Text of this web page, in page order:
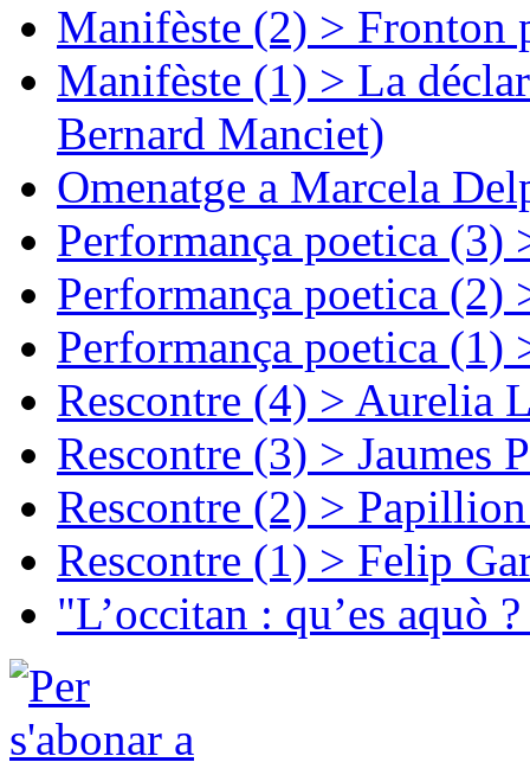
Manifèste (2) > Fronton
Manifèste (1) > La
Bernard Manciet)
Omenatge a Marcela
Performança poetica (3)
Performança poetica (2)
Performança poetica (1)
Rescontre (4) > Aurelia
Rescontre (3) > Jaumes
Rescontre (2) >
Rescontre (1) > Felip
"L’occitan : qu’es aquò